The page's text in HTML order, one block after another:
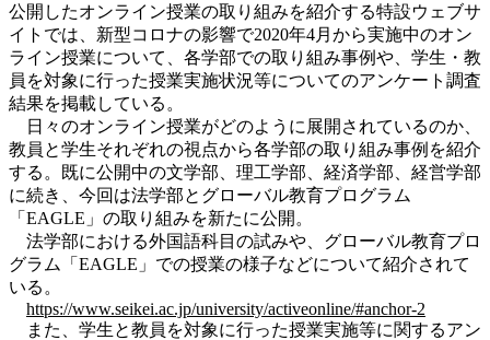
公開したオンライン授業の取り組みを紹介する特設ウェブサ
イトでは、新型コロナの影響で2020年4月から実施中のオン
ライン授業について、各学部での取り組み事例や、学生・教
員を対象に行った授業実施状況等についてのアンケート調査
結果を掲載している。
日々のオンライン授業がどのように展開されているのか、
教員と学生それぞれの視点から各学部の取り組み事例を紹介
する。既に公開中の文学部、理工学部、経済学部、経営学部
に続き、今回は法学部とグローバル教育プログラム
「EAGLE」の取り組みを新たに公開。
法学部における外国語科目の試みや、グローバル教育プロ
グラム「EAGLE」での授業の様子などについて紹介されて
いる。
https://www.seikei.ac.jp/university/activeonline/#anchor-2
また、学生と教員を対象に行った授業実施等に関するアン